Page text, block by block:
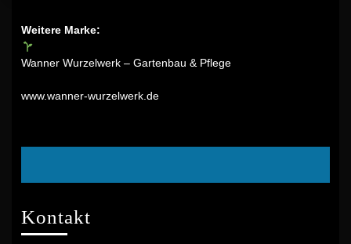
Weitere Marke:
Wanner Wurzelwerk – Gartenbau & Pflege
www.wanner-wurzelwerk.de
Kontakt